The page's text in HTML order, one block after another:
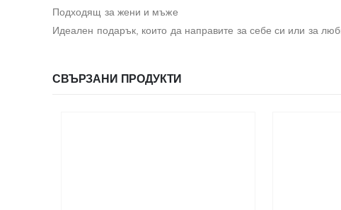
Подходящ за жени и мъже
Идеален подарък, които да направите за себе си или за
СВЪРЗАНИ ПРОДУКТИ